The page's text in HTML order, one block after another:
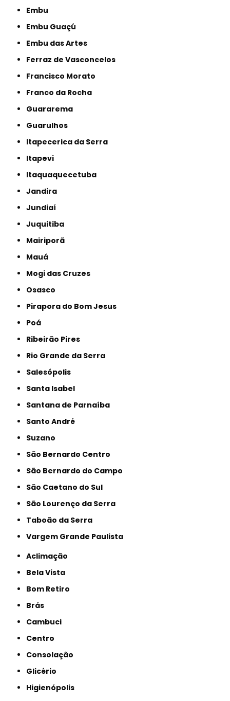
Embu
Embu Guaçú
Embu das Artes
Ferraz de Vasconcelos
Francisco Morato
Franco da Rocha
Guararema
Guarulhos
Itapecerica da Serra
Itapevi
Itaquaquecetuba
Jandira
Jundiaí
Juquitiba
Mairiporã
Mauá
Mogi das Cruzes
Osasco
Pirapora do Bom Jesus
Poá
Ribeirão Pires
Rio Grande da Serra
Salesópolis
Santa Isabel
Santana de Parnaíba
Santo André
Suzano
São Bernardo Centro
São Bernardo do Campo
São Caetano do Sul
São Lourenço da Serra
Taboão da Serra
Vargem Grande Paulista
Aclimação
Bela Vista
Bom Retiro
Brás
Cambuci
Centro
Consolação
Glicério
Higienópolis